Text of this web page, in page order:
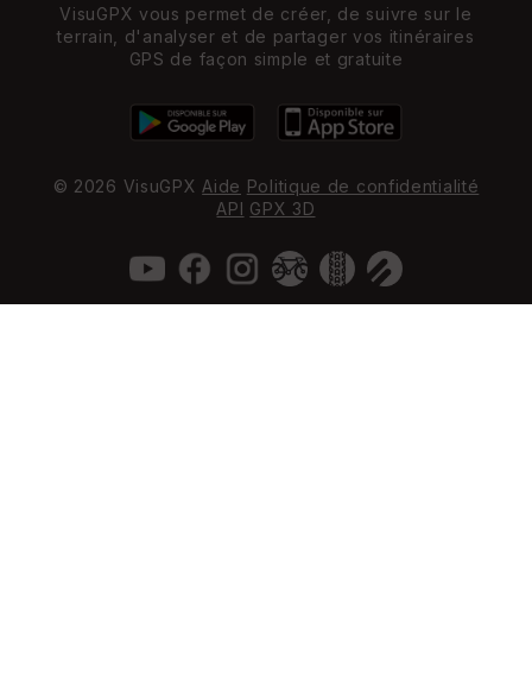
VisuGPX vous permet de créer, de suivre sur le
terrain, d'analyser et de partager vos itinéraires
GPS de façon simple et gratuite
© 2026 VisuGPX Aide Politique de confidentialité
API GPX 3D